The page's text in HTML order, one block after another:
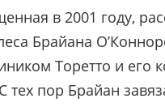
в 2001 году,
Брайана
Торетто и его
тех пор Брайан